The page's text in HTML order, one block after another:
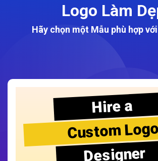
Logo Làm
Hãy chọn một Mẫu phù hợp
Hire a
Custom Logo
Designer